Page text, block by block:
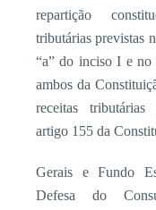
repartição
tributárias previstas
“a” do inciso I e
ambos da
receitas
artigo 155 da
Gerais e Fundo
Defesa do